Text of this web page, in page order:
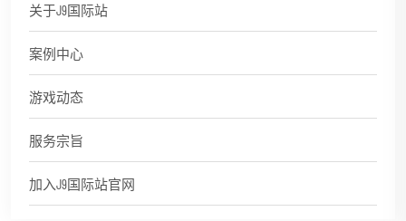
关于J9国际站
案例中心
游戏动态
服务宗旨
加入J9国际站官网